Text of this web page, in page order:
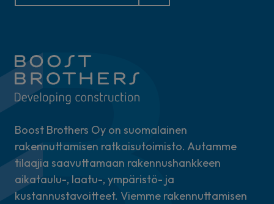
Boost Brothers Oy on suomalainen
rakennuttamisen ratkaisutoimisto. Autamme
tilaajia saavuttamaan rakennushankkeen
aikataulu-, laatu-, ympäristö- ja
kustannustavoitteet. Viemme rakennuttamisen